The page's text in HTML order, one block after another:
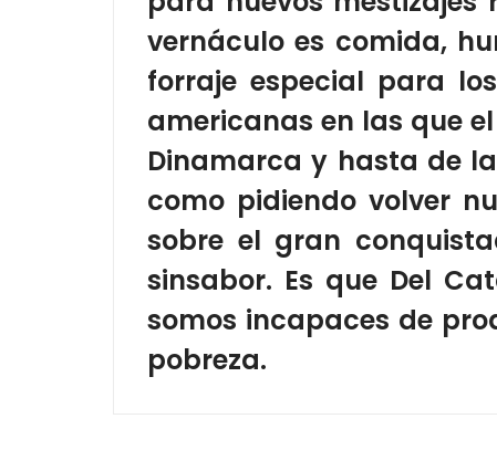
vernáculo es comida,
forraje especial para
americanas en las que
Dinamarca y hasta de
como pidiendo volver
sobre el gran
sinsabor. Es que Del
somos incapaces de
pobreza.